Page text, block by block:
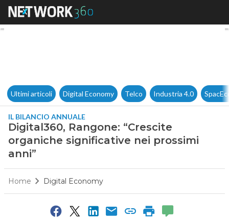
Digital360, Rangone:
Ultimi articoli Digital Economy Telco Industria 4.0
IL BILANCIO ANNUALE
Digital360, Rangone: “Crescite
organiche significative nei prossimi
anni”
Home Digital Economy